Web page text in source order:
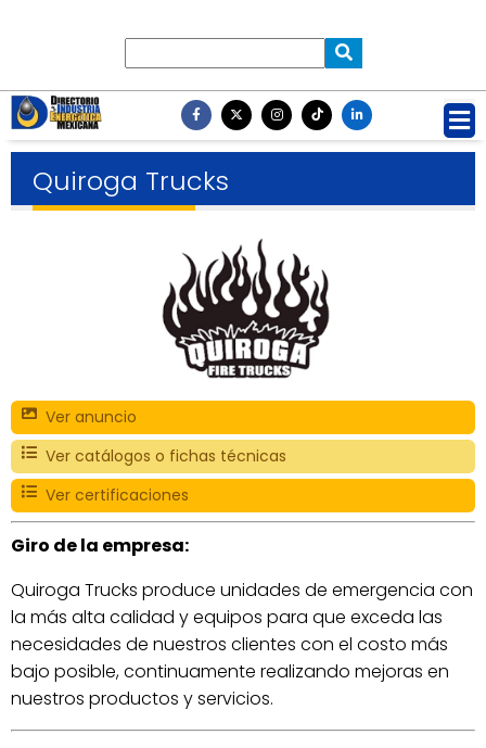
Quiroga Trucks
Ver anuncio
Ver catálogos o fichas técnicas
Ver certificaciones
Giro de la empresa:
Quiroga Trucks produce unidades de emergencia con
la más alta calidad y equipos para que exceda las
necesidades de nuestros clientes con el costo más
bajo posible, continuamente realizando mejoras en
nuestros productos y servicios.